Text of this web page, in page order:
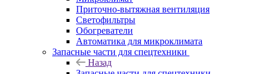
Приточно-вытяжная вентиляция
Светофильтры
Обогреватели
Автоматика для микроклимата
Запасные части для спецтехники
Назад